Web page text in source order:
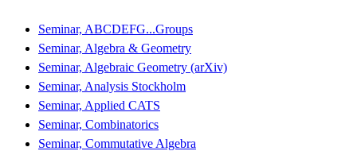
Seminar, ABCDEFG...Groups
Seminar, Algebra & Geometry
Seminar, Algebraic Geometry (arXiv)
Seminar, Analysis Stockholm
Seminar, Applied CATS
Seminar, Combinatorics
Seminar, Commutative Algebra